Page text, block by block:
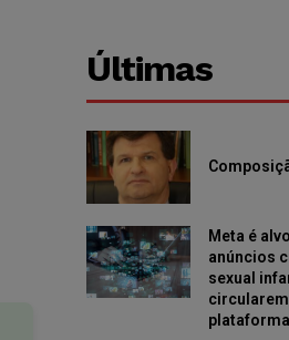
Últimas
Meta é
anúncios
sexual